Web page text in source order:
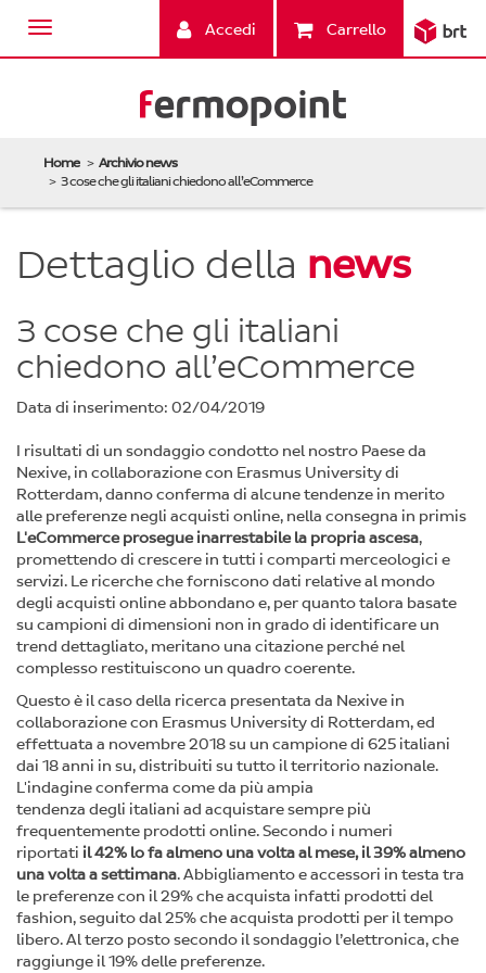
Accedi Carrello
Home
Archivio news
3 cose che gli italiani chiedono all’eCommerce
Dettaglio della news
3 cose che gli italiani
chiedono all’eCommerce
Data di inserimento: 02/04/2019
I risultati di un sondaggio condotto nel nostro Paese da
Nexive, in collaborazione con Erasmus University di
Rotterdam, danno conferma di alcune tendenze in merito
alle preferenze negli acquisti online, nella consegna in primis
L'eCommerce prosegue inarrestabile la propria ascesa,
promettendo di crescere in tutti i comparti merceologici e
servizi. Le ricerche che forniscono dati relative al mondo
degli acquisti online abbondano e, per quanto talora basate
su campioni di dimensioni non in grado di identificare un
trend dettagliato, meritano una citazione perché nel
complesso restituiscono un quadro coerente.
Questo è il caso della ricerca presentata da Nexive in
collaborazione con Erasmus University di Rotterdam, ed
effettuata a novembre 2018 su un campione di 625 italiani
dai 18 anni in su, distribuiti su tutto il territorio nazionale.
L'indagine conferma come da più ampia
tendenza degli italiani ad acquistare sempre più
frequentemente prodotti online. Secondo i numeri
riportati il 42% lo fa almeno una volta al mese, il 39% almeno
una volta a settimana. Abbigliamento e accessori in testa tra
le preferenze con il 29% che acquista infatti prodotti del
fashion, seguito dal 25% che acquista prodotti per il tempo
libero. Al terzo posto secondo il sondaggio l’elettronica, che
raggiunge il 19% delle preferenze.